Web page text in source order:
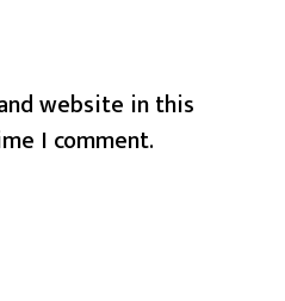
website in this
I comment.